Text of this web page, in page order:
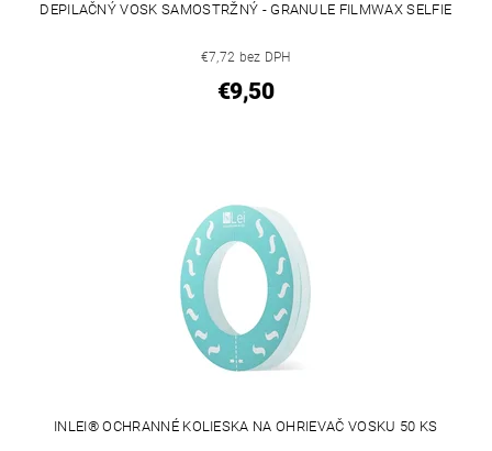
DEPILAČNÝ VOSK SAMOSTRŽNÝ - GRANULE FILMWAX SELFIE
€7,72 bez DPH
€9,50
INLEI® OCHRANNÉ KOLIESKA NA OHRIEVAČ VOSKU 50 KS